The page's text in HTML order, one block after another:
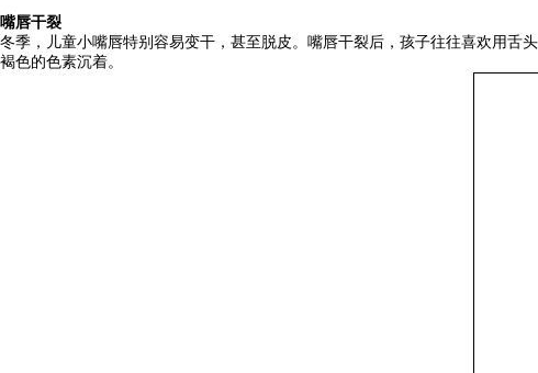
嘴唇干裂
冬季，儿童小嘴唇特别容易变干，甚至脱皮。嘴唇干裂后，孩子往往喜欢用舌
褐色的色素沉着。